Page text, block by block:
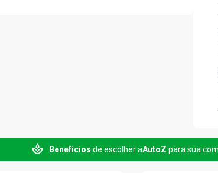
Benefícios de escolher aAutoZ para sua